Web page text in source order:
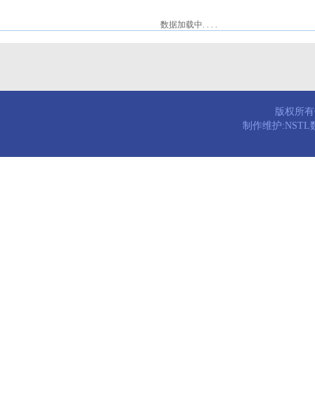
数据加载中. . . .
版权所
制作维护:NSTL